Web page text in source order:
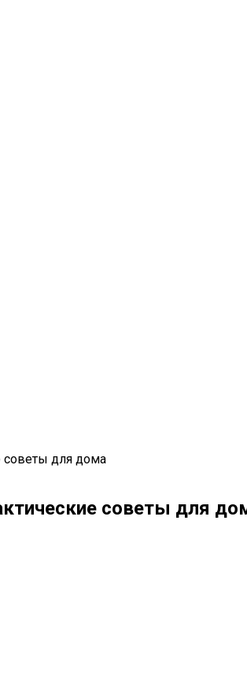
советы для дома
советы для